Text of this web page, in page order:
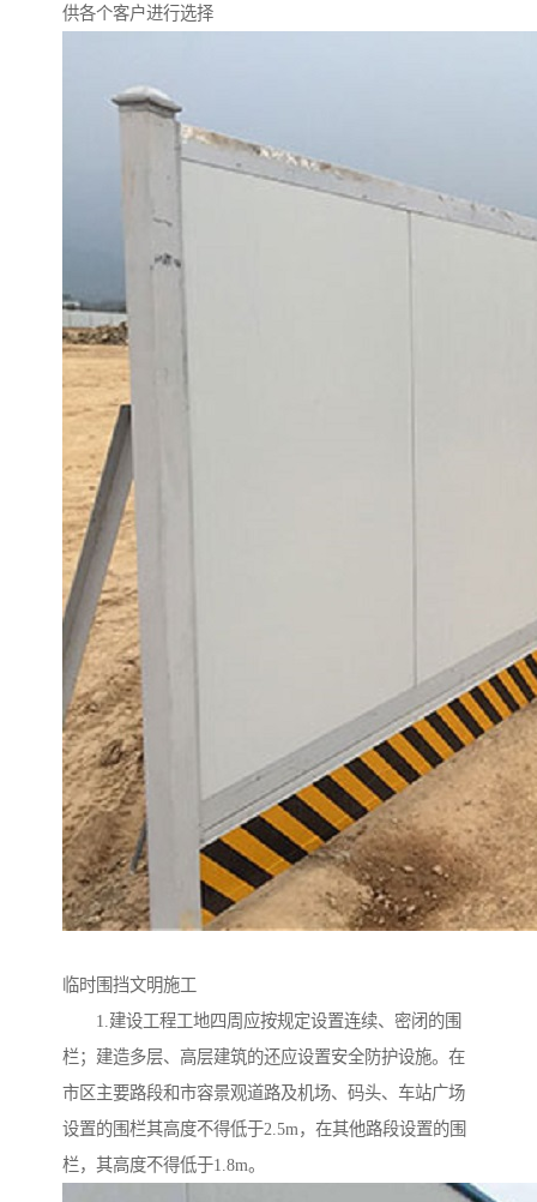
供各个客户进行选择
临时围挡文明施工
1.建设工程工地四周应按规定设置连续、密闭的围
栏；建造多层、高层建筑的还应设置安全防护设施。在
市区主要路段和市容景观道路及机场、码头、车站广场
设置的围栏其高度不得低于2.5m，在其他路段设置的围
栏，其高度不得低于1.8m。